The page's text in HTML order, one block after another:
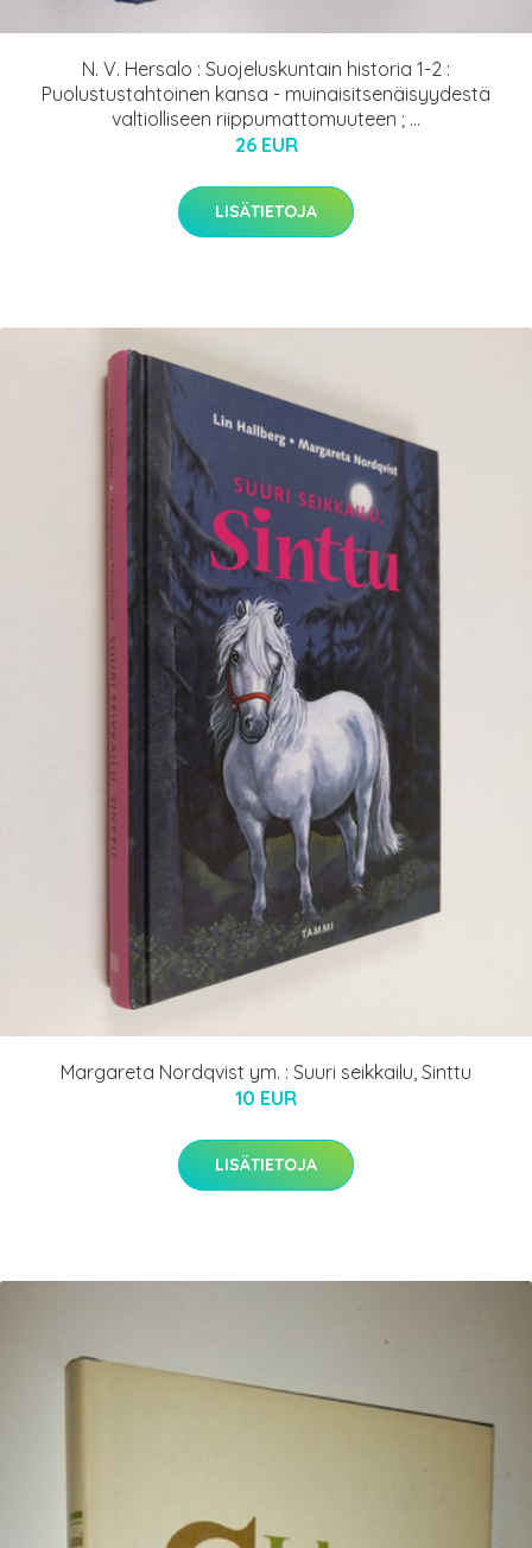
N. V. Hersalo : Suojeluskuntain historia 1-2 :
Puolustustahtoinen kansa - muinaisitsenäisyydestä
valtiolliseen riippumattomuuteen ; ...
26 EUR
LISÄTIETOJA
Margareta Nordqvist ym. : Suuri seikkailu, Sinttu
10 EUR
LISÄTIETOJA